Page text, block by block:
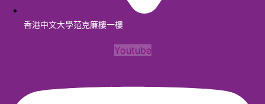
香港中文大學范克廉樓一樓
Youtube